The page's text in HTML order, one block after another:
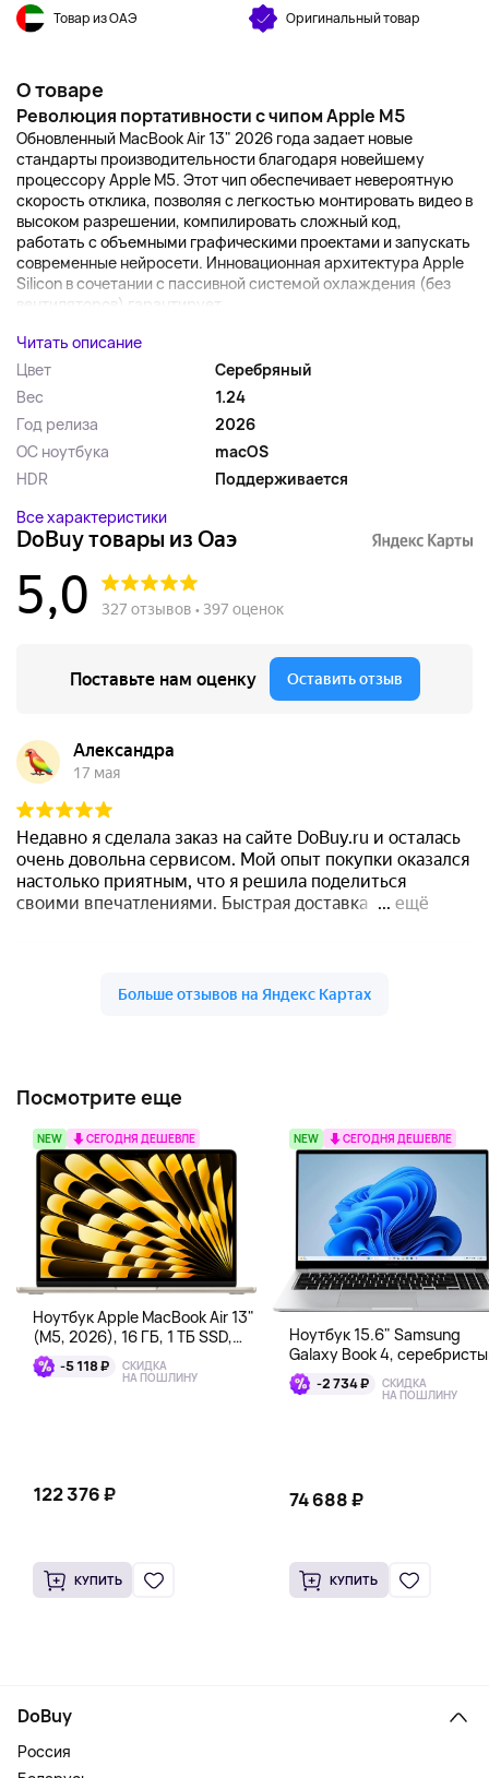
Товар из ОАЭ Оригинальный товар
О товаре
Революция портативности с чипом Apple M5
Обновленный MacBook Air 13" 2026 года задает новые
стандарты производительности благодаря новейшему
процессору Apple M5. Этот чип обеспечивает невероятную
скорость отклика, позволяя с легкостью монтировать видео в
высоком разрешении, компилировать сложный код,
работать с объемными графическими проектами и запускать
современные нейросети. Инновационная архитектура Apple
Silicon в сочетании с пассивной системой охлаждения (без
вентиляторов) гарантирует...
Читать описание
Цвет
Серебряный
Вес
1.24
Год релиза
2026
ОС ноутбука
macOS
HDR
Поддерживается
Все характеристики
Посмотрите еще
NEW СЕГОДНЯ ДЕШЕВЛЕ
Ноутбук Apple MacBook Air 13"
(M5, 2026), 16 ГБ, 1 ТБ SSD,
сияющая звезда
-5 118 ₽ СКИДКА
НА ПОШЛИНУ
122 376 ₽
КУПИТЬ
NEW СЕГОДНЯ ДЕШЕВЛЕ
Ноутбук 15.6" Samsung
Galaxy Book 4,
-2 734 ₽ СКИДКА
НА ПОШЛИНУ
74 688 ₽
КУПИТЬ
DoBuy
Россия